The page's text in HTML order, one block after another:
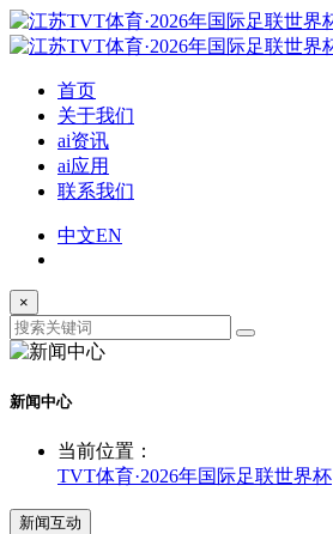
首页
关于我们
ai资讯
ai应用
联系我们
中文EN
×
新闻中心
当前位置：
TVT体育·2026年国际足联世界杯
新闻互动